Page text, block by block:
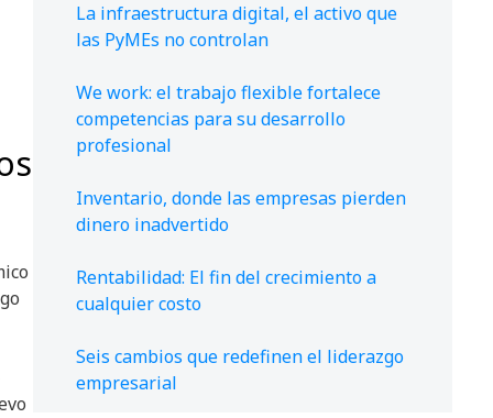
La infraestructura digital, el activo que
las PyMEs no controlan
We work: el trabajo flexible fortalece
competencias para su desarrollo
profesional
Inventario, donde las empresas pierden
dinero inadvertido
Rentabilidad: El fin del crecimiento a
cualquier costo
Seis cambios que redefinen el liderazgo
empresarial